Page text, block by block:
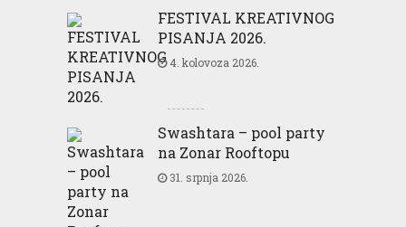
FESTIVAL KREATIVNOG
PISANJA 2026.
4. kolovoza 2026.
Swashtara – pool party
na Zonar Rooftopu
31. srpnja 2026.